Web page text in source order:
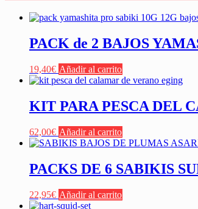
PACK de 2 BAJOS
19,40€ Añadir al carrito
KIT PARA PESCA DEL
62,00€ Añadir al carrito
PACKS DE 6 SABIKIS
22,95€ Añadir al carrito